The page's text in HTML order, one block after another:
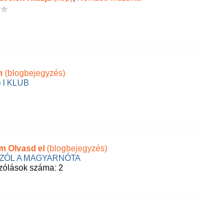
(blogbejegyzés)
I KLUB
Olvasd el (blogbejegyzés)
A MAGYARNÓTA
száma: 2